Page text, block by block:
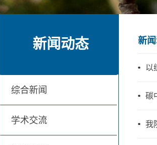
新闻动态
综合新闻
学术交流
新
以
碳
我